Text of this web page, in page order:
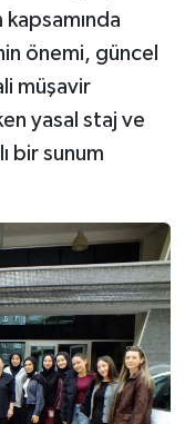
kapsamında
önemi, güncel
müşavir
yasal staj ve
bir sunum